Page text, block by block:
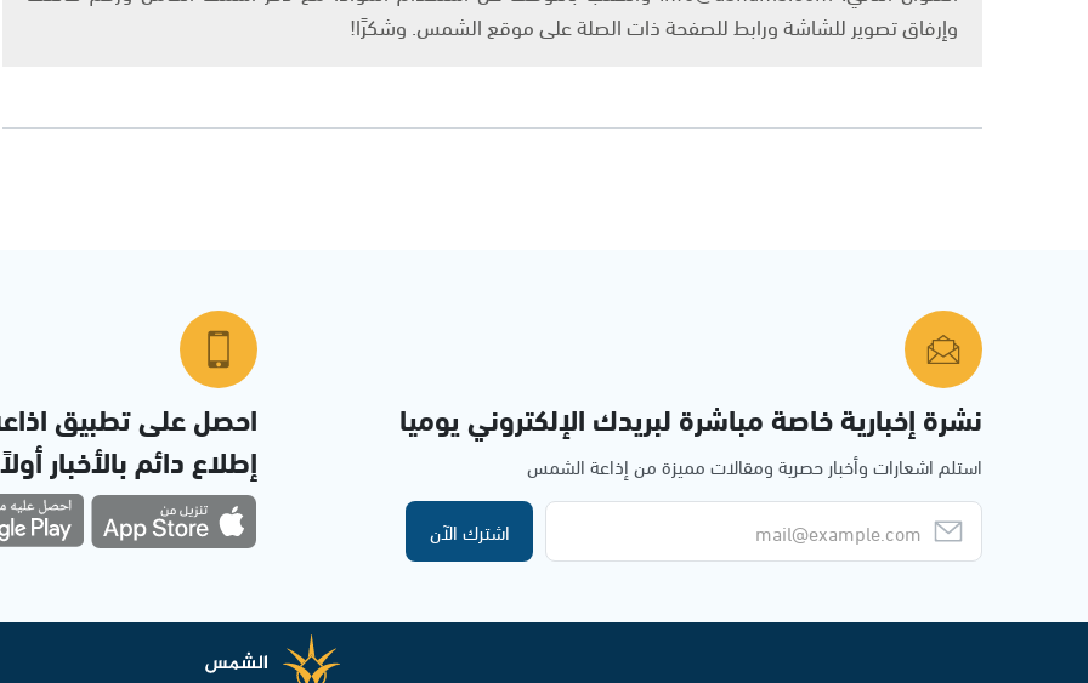
وإرفاق تصوير للشاشة ورابط للصفحة ذات الصلة على موقع الشمس. وشكرًا!
نشرة إخبارية خاصة مباشرة لبريدك الإلكتروني يوميا
استلم اشعارات وأخبار حصرية ومقالات مميزة من إذاعة الشمس
اشترك الآن
احصل على تطبيق
إطلاع دائم بالأخبار